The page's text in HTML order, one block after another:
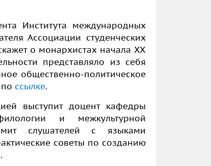
Института международных
Ассоциации студенческих
о монархистах началаXX
представляло из себя
общественно-политическое
ссылке.
выступит доцент кафедры
и межкультурной
слушателей с языками
советы по созданию
.